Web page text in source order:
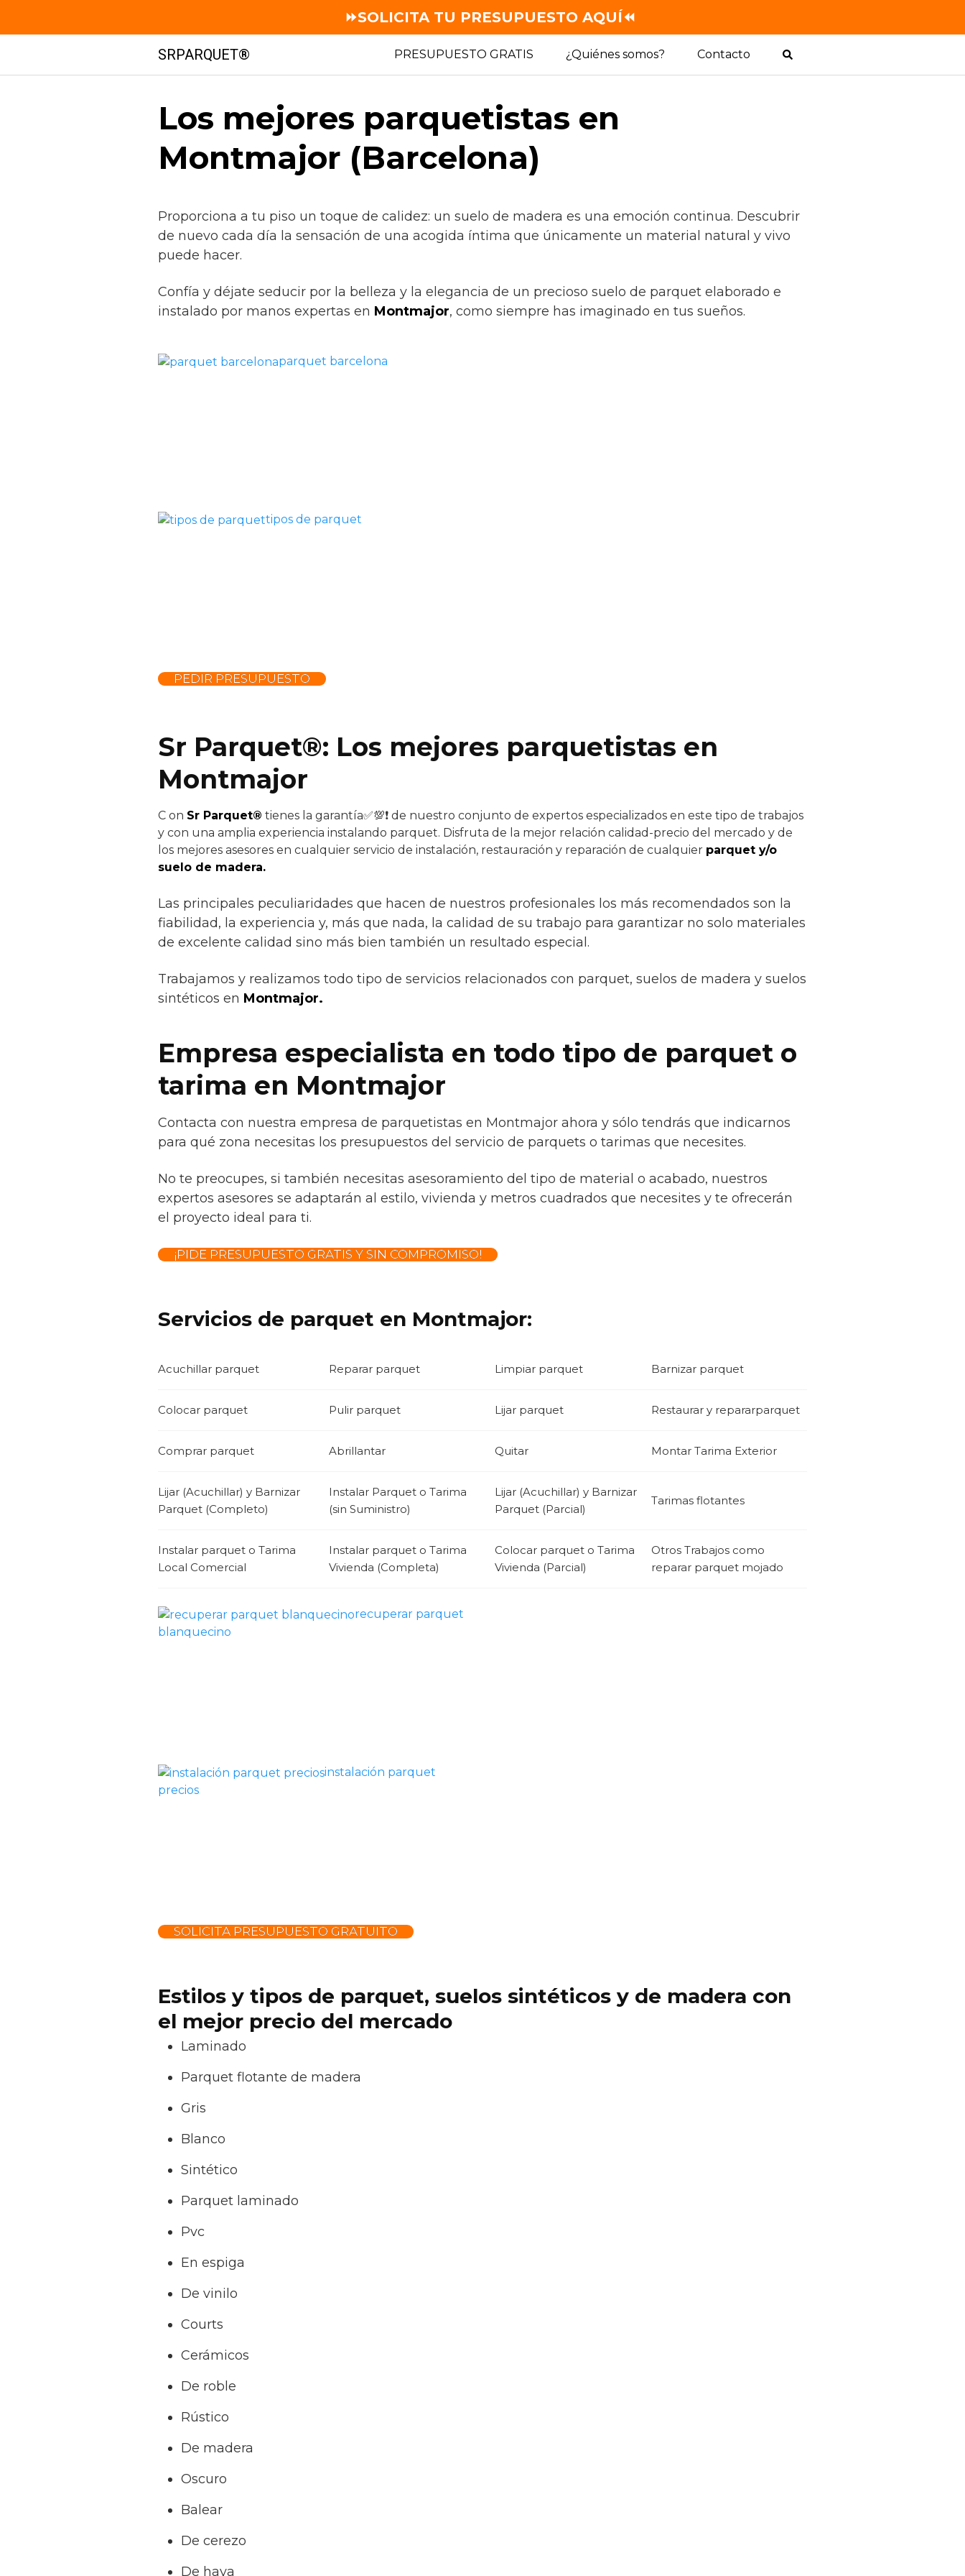
contenido
SRPARQUET® PRESUPUESTO GRATIS ¿Quiénes somos? Contacto
Los mejores parquetistas en
Montmajor (Barcelona)
Proporciona a tu piso un toque de calidez: un suelo de madera es una emoción continua. Descubrir
de nuevo cada día la sensación de una acogida íntima que únicamente un material natural y vivo
puede hacer.
Confía y déjate seducir por la belleza y la elegancia de un precioso suelo de parquet elaborado e
instalado por manos expertas en Montmajor, como siempre has imaginado en tus sueños.
parquet barcelona
tipos de parquet
PEDIR PRESUPUESTO
Sr Parquet®: Los mejores parquetistas en
Montmajor
C on Sr Parquet® tienes la garantía✅💯❗ de nuestro conjunto de expertos especializados en este tipo de trabajos
y con una amplia experiencia instalando parquet. Disfruta de la mejor relación calidad-precio del mercado y de
los mejores asesores en cualquier servicio de instalación, restauración y reparación de cualquier parquet y/o
suelo de madera.
Las principales peculiaridades que hacen de nuestros profesionales los más recomendados son la
fiabilidad, la experiencia y, más que nada, la calidad de su trabajo para garantizar no solo materiales
de excelente calidad sino más bien también un resultado especial.
Trabajamos y realizamos todo tipo de servicios relacionados con parquet, suelos de madera y suelos
sintéticos en Montmajor.
Empresa especialista en todo tipo de parquet o
tarima en Montmajor
Contacta con nuestra empresa de parquetistas en Montmajor ahora y sólo tendrás que indicarnos
para qué zona necesitas los presupuestos del servicio de parquets o tarimas que necesites.
No te preocupes, si también necesitas asesoramiento del tipo de material o acabado, nuestros
expertos asesores se adaptarán al estilo, vivienda y metros cuadrados que necesites y te ofrecerán
el proyecto ideal para ti.
¡PIDE PRESUPUESTO GRATIS Y SIN COMPROMISO!
Servicios de parquet en Montmajor:
Acuchillar parquet Reparar parquet Limpiar parquet Barnizar parquet
Colocar parquet Pulir parquet Lijar parquet Restaurar y repararparquet
Comprar parquet Abrillantar Quitar Montar Tarima Exterior
Lijar (Acuchillar) y Barnizar
Parquet (Completo)
Instalar Parquet o Tarima
(sin Suministro)
Lijar (Acuchillar) y Barnizar
Parquet (Parcial)
Tarimas flotantes
Instalar parquet o Tarima
Local Comercial
Instalar parquet o Tarima
Vivienda (Completa)
Colocar parquet o Tarima
Vivienda (Parcial)
Otros Trabajos como
reparar parquet mojado
recuperar parquet
blanquecino
instalación parquet
precios
SOLICITA PRESUPUESTO GRATUITO
Estilos y tipos de parquet, suelos sintéticos y de madera con
el mejor precio del mercado
Laminado
Parquet flotante de madera
Gris
Blanco
Sintético
Parquet laminado
Pvc
En espiga
De vinilo
Courts
Cerámicos
De roble
Rústico
De madera
Oscuro
Balear
De cerezo
De haya
⏩SOLICITA TU PRESUPUESTO AQUÍ⏪